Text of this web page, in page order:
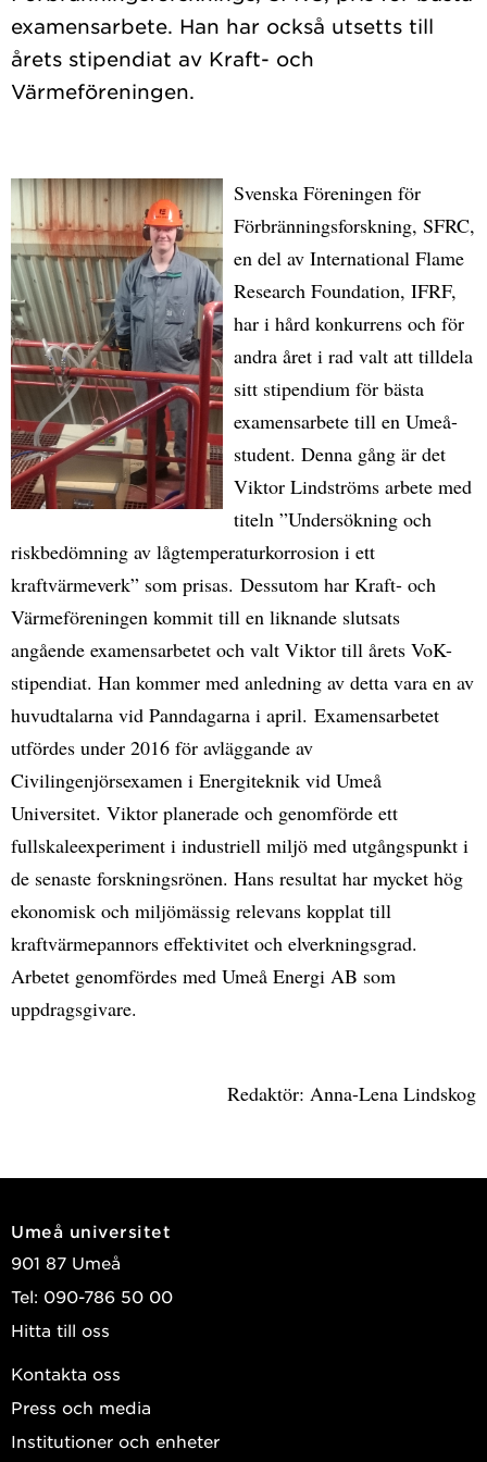
examensarbete. Han har också utsetts till
årets stipendiat av Kraft- och
Svenska Föreningen för
Förbränningsforskning, SFRC,
en del av International Flame
Research Foundation, IFRF,
har i hård konkurrens och för
andra året i rad valt att tilldela
sitt stipendium för bästa
examensarbete till en Umeå-
student. Denna gång är det
Viktor Lindströms arbete med
titeln ”Undersökning och
riskbedömning av lågtemperaturkorrosion i ett
kraftvärmeverk” som prisas. Dessutom har Kraft- och
Värmeföreningen kommit till en liknande slutsats
angående examensarbetet och valt Viktor till årets VoK-
stipendiat. Han kommer med anledning av detta vara en av
huvudtalarna vid Panndagarna i april. Examensarbetet
utfördes under 2016 för avläggande av
Civilingenjörsexamen i Energiteknik vid Umeå
Universitet. Viktor planerade och genomförde ett
fullskaleexperiment i industriell miljö med utgångspunkt i
de senaste forskningsrönen. Hans resultat har mycket hög
ekonomisk och miljömässig relevans kopplat till
kraftvärmepannors effektivitet och elverkningsgrad.
Arbetet genomfördes med Umeå Energi AB som
uppdragsgivare.
Redaktör: Anna-Lena Lindskog
Umeå universitet
901 87 Umeå
Tel: 090-786 50 00
Hitta till oss
Kontakta oss
Press och media
Institutioner och enheter